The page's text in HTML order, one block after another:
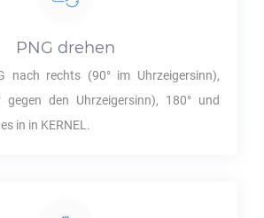
PNG drehen
nach rechts (90° im Uhrzeigersinn),
gegen den Uhrzeigersinn), 180° und
in in KERNEL .